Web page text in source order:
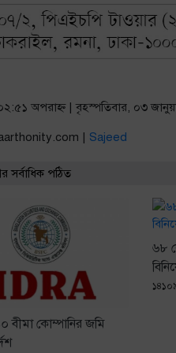
অপরাহ্ণ | বৃহস্পতিবার, ০৩
| Sajeed
সর্বাধিক পঠিত
বীমা কোম্পানির জমি
৬৮